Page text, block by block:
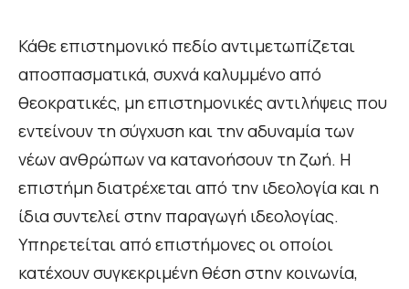
Κάθε επιστημονικό πεδίο αντιμετωπίζεται
αποσπασματικά, συχνά καλυμμένο από
θεοκρατικές, μη επιστημονικές αντιλήψεις που
εντείνουν τη σύγχυση και την αδυναμία των
νέων ανθρώπων να κατανοήσουν τη ζωή. Η
επιστήμη διατρέχεται από την ιδεολογία και η
ίδια συντελεί στην παραγωγή ιδεολογίας.
Υπηρετείται από επιστήμονες οι οποίοι
κατέχουν συγκεκριμένη θέση στην κοινωνία,